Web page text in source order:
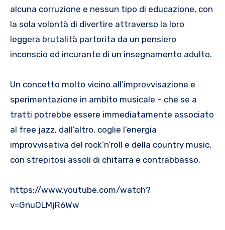
alcuna corruzione e nessun tipo di educazione, con
la sola volontà di divertire attraverso la loro
leggera brutalità partorita da un pensiero
inconscio ed incurante di un insegnamento adulto.
Un concetto molto vicino all’improvvisazione e
sperimentazione in ambito musicale – che se a
tratti potrebbe essere immediatamente associato
al free jazz, dall’altro, coglie l’energia
improvvisativa del rock’n’roll e della country music,
con strepitosi assoli di chitarra e contrabbasso.
https://www.youtube.com/watch?
v=GnuOLMjR6Ww